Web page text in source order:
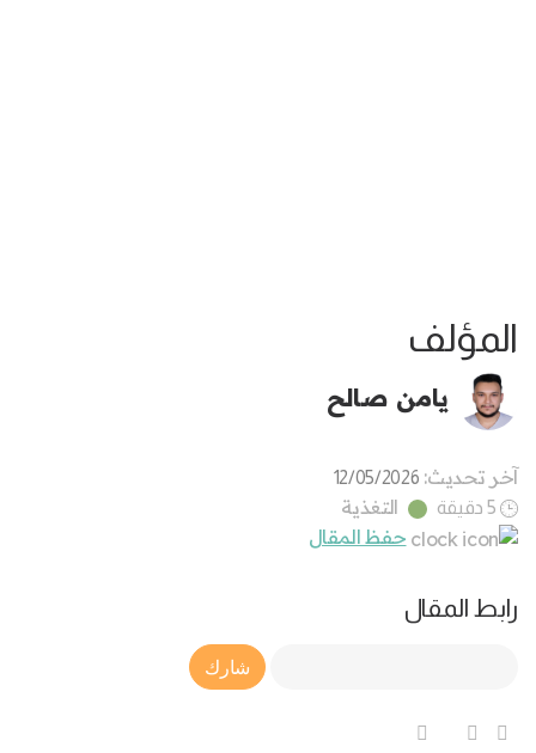
المؤلف
يامن صالح
آخر تحديث: 12/05/2026
5 دقيقة
التغذية
حفظ المقال
رابط المقال
Article Link
شارك